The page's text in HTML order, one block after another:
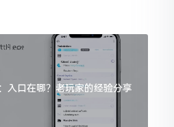
入口在哪？老玩家的经验分享